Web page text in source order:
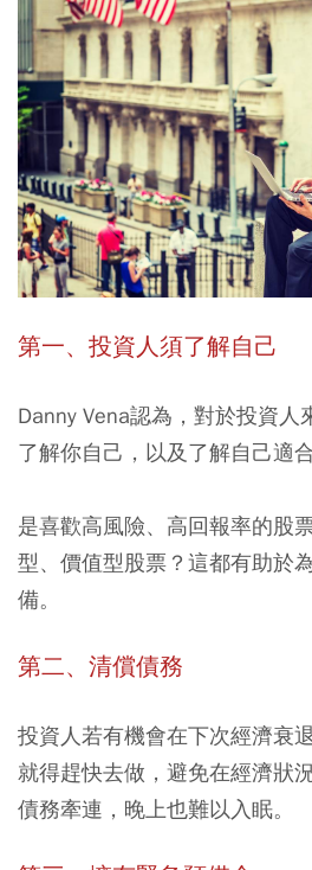
第一、投資人須了解自己
Danny Vena認為，對於投資人
了解你自己，以及了解自己適
是喜歡高風險、高回報率的股
型、價值型股票？這都有助於
備。
第二、清償債務
投資人若有機會在下次經濟衰
就得趕快去做，避免在經濟狀
債務牽連，晚上也難以入眠。